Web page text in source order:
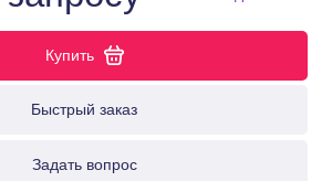
Купить
Быстрый заказ
Задать вопрос